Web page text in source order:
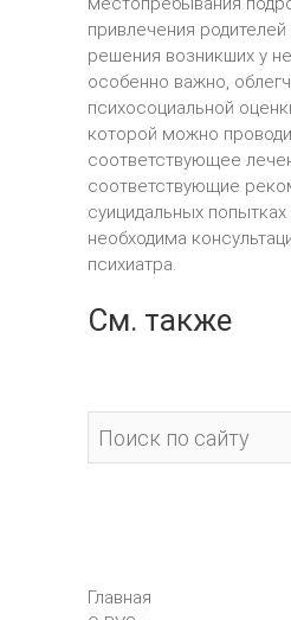
привлечения
решения возникших у
особенно важно,
психосоциальной
которой можно
соответствующее
соответствующие
суицидальных
необходима
психиатра.
См. также
Главная